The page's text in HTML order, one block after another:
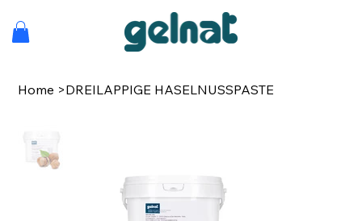
Home >DREILAPPIGE HASELNUSSPASTE